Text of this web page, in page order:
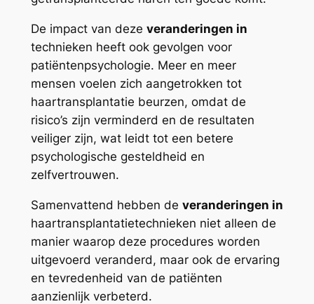
De impact van deze veranderingen in
technieken heeft ook gevolgen voor
patiëntenpsychologie. Meer en meer
mensen voelen zich aangetrokken tot
haartransplantatie beurzen, omdat de
risico’s zijn verminderd en de resultaten
veiliger zijn, wat leidt tot een betere
psychologische gesteldheid en
zelfvertrouwen.
Samenvattend hebben de veranderingen in
haartransplantatietechnieken niet alleen de
manier waarop deze procedures worden
uitgevoerd veranderd, maar ook de ervaring
en tevredenheid van de patiënten
aanzienlijk verbeterd.